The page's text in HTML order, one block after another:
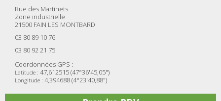
Rue des Martinets
Zone industrielle
21500 FAIN LES MONTBARD
03 80 89 10 76
03 80 92 21 75
Coordonnées GPS :
Latitude : 47,612515 (47°36'45,05")
Longitude : 4,394688 (4°23'40,88")